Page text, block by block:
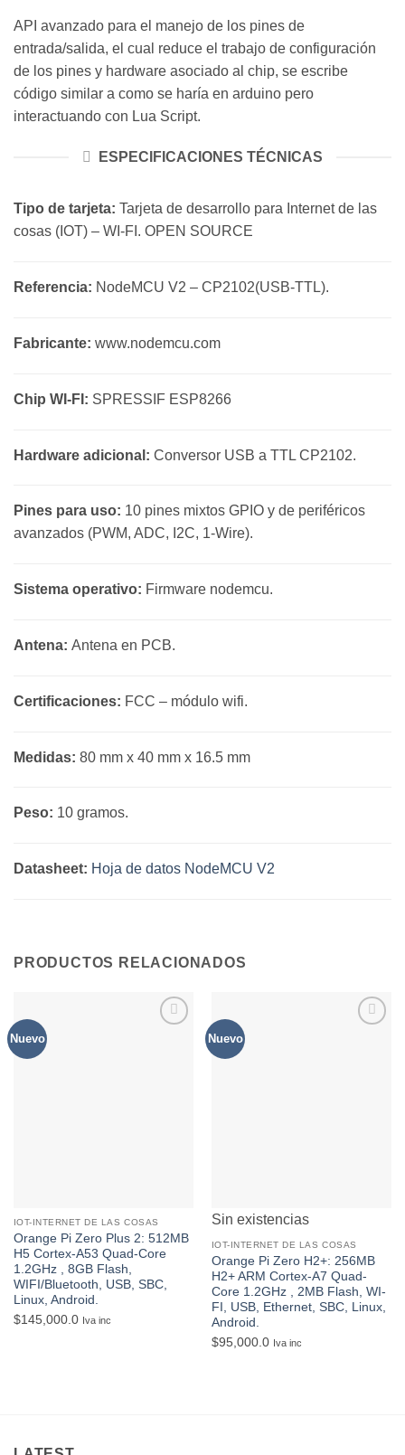
API avanzado para el manejo de los pines de
entrada/salida, el cual reduce el trabajo de configuración
de los pines y hardware asociado al chip, se escribe
código similar a como se haría en arduino pero
interactuando con Lua Script.
ESPECIFICACIONES TÉCNICAS
Tipo de tarjeta: Tarjeta de desarrollo para Internet de las
cosas (IOT) – WI-FI. OPEN SOURCE
Referencia: NodeMCU V2 – CP2102(USB-TTL).
Fabricante: www.nodemcu.com
Chip WI-FI: SPRESSIF ESP8266
Hardware adicional: Conversor USB a TTL CP2102.
Pines para uso: 10 pines mixtos GPIO y de periféricos
avanzados (PWM, ADC, I2C, 1-Wire).
Sistema operativo: Firmware nodemcu.
Antena: Antena en PCB.
Certificaciones: FCC – módulo wifi.
Medidas: 80 mm x 40 mm x 16.5 mm
Peso: 10 gramos.
Datasheet: Hoja de datos NodeMCU V2
PRODUCTOS RELACIONADOS
Nuevo
IOT-INTERNET DE LAS COSAS
Orange Pi Zero Plus 2: 512MB
H5 Cortex-A53 Quad-Core
1.2GHz , 8GB Flash,
WIFI/Bluetooth, USB, SBC,
Linux, Android.
$145,000.0 Iva inc
Nuevo
Sin existencias
IOT-INTERNET DE LAS COSAS
Orange Pi Zero H2+: 256MB
H2+ ARM Cortex-A7 Quad-
Core 1.2GHz , 2MB Flash, WI-
FI, USB, Ethernet, SBC, Linux,
Android.
$95,000.0 Iva inc